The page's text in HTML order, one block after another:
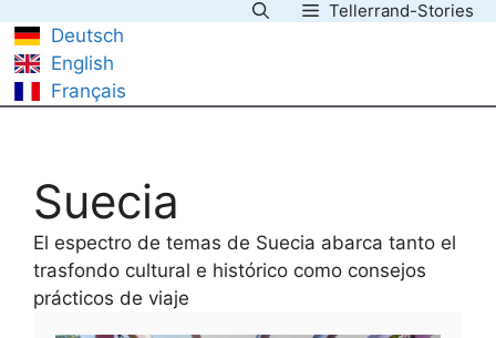
contenido
Tellerrand-Stories
Deutsch
English
Français
Suecia
El espectro de temas de Suecia abarca tanto el
trasfondo cultural e histórico como consejos
prácticos de viaje